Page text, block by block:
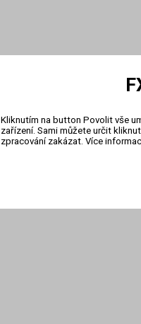
Kliknutím na button Povolit vše
zařízení. Sami můžete určit
zpracování zakázat. Více